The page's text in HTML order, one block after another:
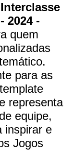
2024 -
quem
para as
representa
equipe,
inspirar e
Jogos